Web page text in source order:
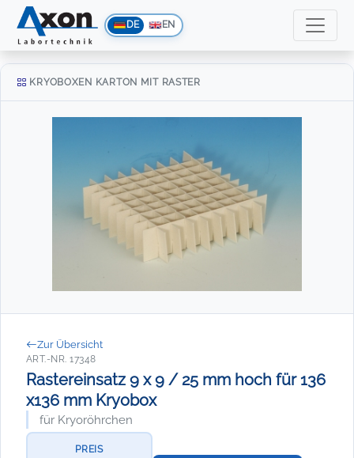
DE EN
KRYOBOXEN KARTON MIT RASTER
Zur Übersicht
ART.-NR. 17348
Rastereinsatz 9 x 9 / 25 mm hoch für 136
x136 mm Kryobox
für Kryoröhrchen
PREIS